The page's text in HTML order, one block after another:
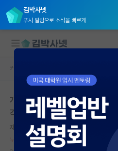
김박사넷
푸시 알림으로 소식을 빠르게
대학원생 모집
국내대학원 정보
연구실&오픈랩
커뮤니티
커뮤니티 홈
개인적으로 여학생들이 연구나
각하는 이유
재빠른 알렉산더 벨
누적 신고가 20개 이상인 사용자입니다.